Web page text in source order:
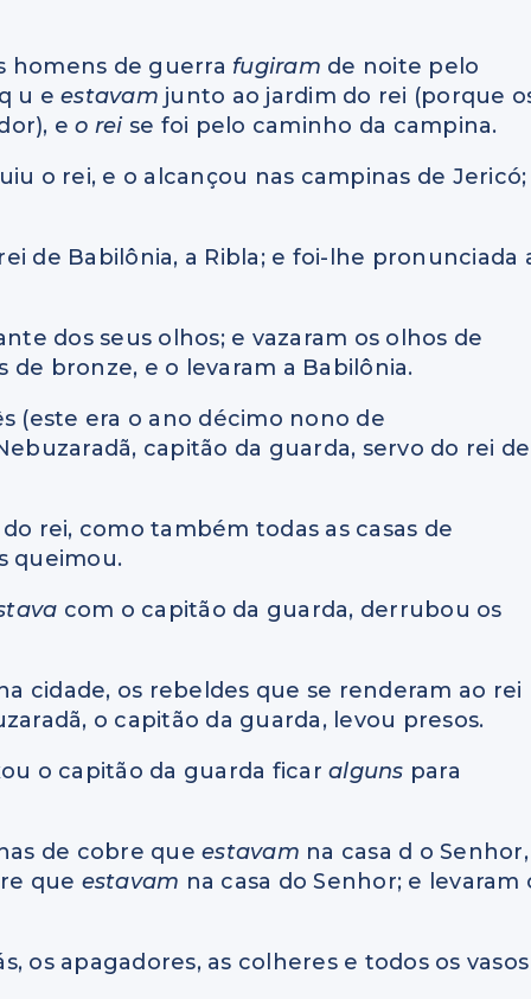
homens de guerra fugiram de noite pelo
u eestavam junto ao jardim do rei (porque
eo rei se foi pelo caminho da campina.
o rei, e o alcançou nas campinas de Jericó;
de Babilônia, a Ribla; e foi-lhe pronunciada
dos seus olhos; e vazaram os olhos de
de bronze, e o levaram a Babilônia.
(este era o ano décimo nono de
capitão da guarda, servo do rei de
rei, como também todas as casas de
queimou.
com o capitão da guarda, derrubou os
cidade, os rebeldes que se renderam ao rei
o capitão da guarda, levou presos.
o capitão da guarda ficaralguns para
de cobre queestavam na casa d o Senhor,
que estavam na casa do Senhor; e levaram
os apagadores, as colheres e todos os vasos